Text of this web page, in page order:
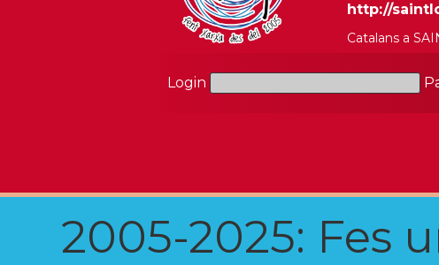
http://
Catalans a
Login
2005-2025: Fes